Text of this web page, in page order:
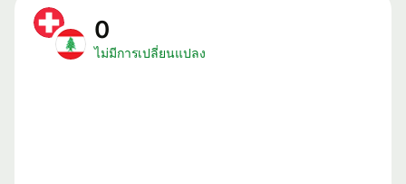
0
ไม่มีการเปลี่ยนแปลง